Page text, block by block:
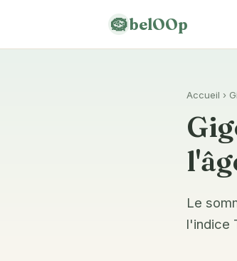
🪹belOOp
Accueil ›
Le
l'indice